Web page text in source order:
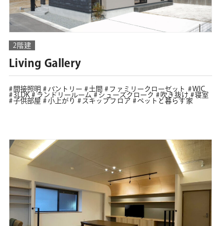
2階建
Living Gallery
間接照明 パントリー 土間 ファミリークローゼット
WIC
3LDK
ランドリールーム シューズクローク 吹き抜け
寝室
子供部屋
小上がり スキップフロア ペットと暮らす家